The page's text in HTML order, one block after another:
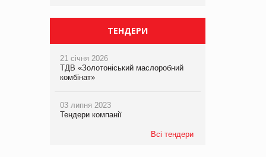
ТЕНДЕРИ
21 січня 2026
ТДВ «Золотоніський маслоробний
комбінат»
03 липня 2023
Тендери компанії
Всі тендери